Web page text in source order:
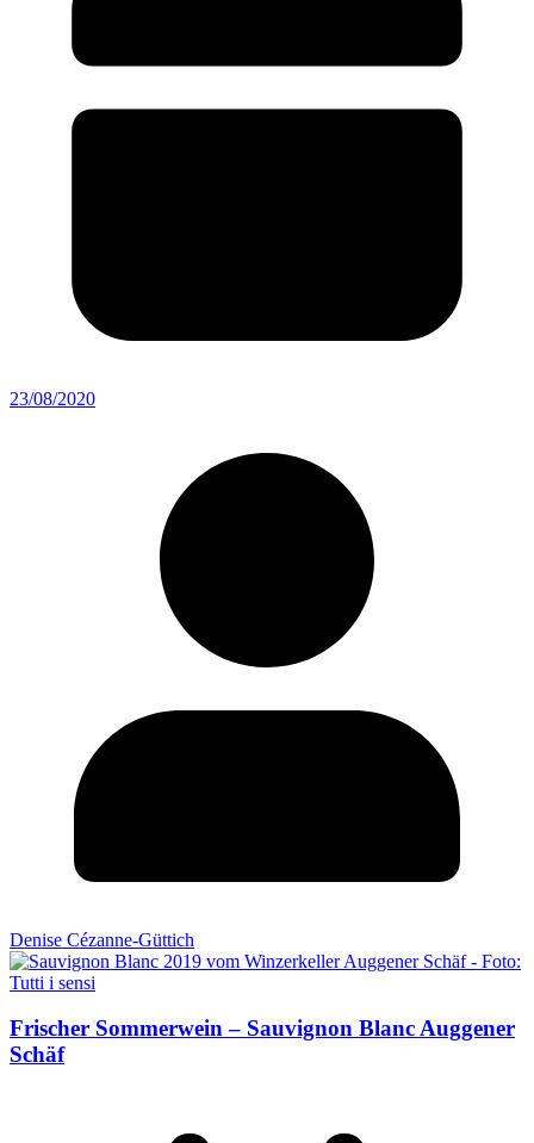
23/08/2020
Denise Cézanne-Güttich
Frischer Sommerwein – Sauvignon Blanc Auggener
Schäf